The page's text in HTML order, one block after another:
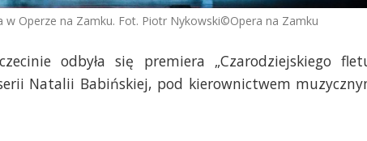
Operze na Zamku. Fot. Piotr Nykowski©Opera na Zamku
odbyła się premiera „Czarodziejskiego
Natalii Babińskiej, pod kierownictwem